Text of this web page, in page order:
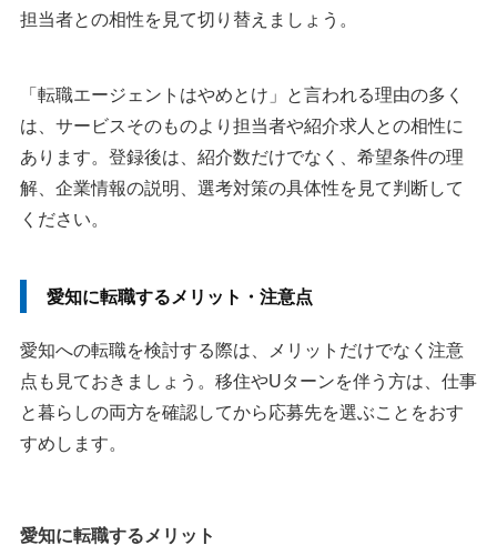
担当者との相性を見て切り替えましょう。
「転職エージェントはやめとけ」と言われる理由の多く
は、サービスそのものより担当者や紹介求人との相性に
あります。登録後は、紹介数だけでなく、希望条件の理
解、企業情報の説明、選考対策の具体性を見て判断して
ください。
愛知に転職するメリット・注意点
愛知への転職を検討する際は、メリットだけでなく注意
点も見ておきましょう。移住やUターンを伴う方は、仕事
と暮らしの両方を確認してから応募先を選ぶことをおす
すめします。
愛知に転職するメリット